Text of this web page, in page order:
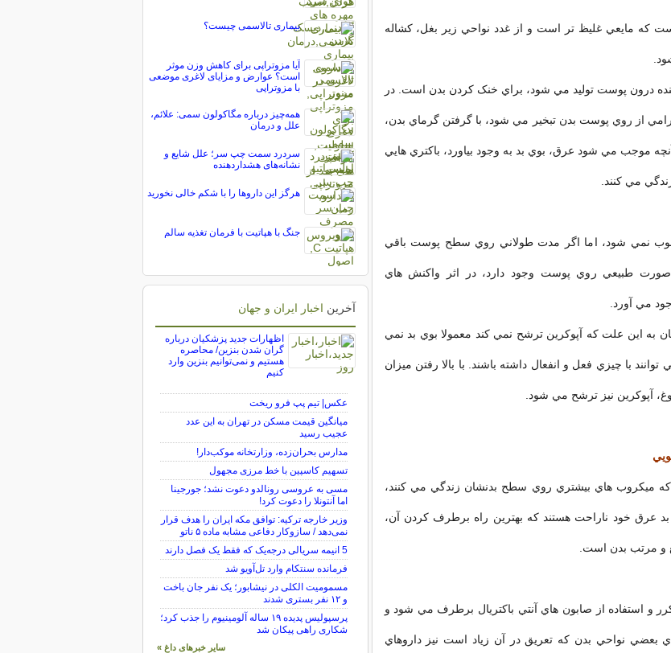
که مايعي غليظ تر است و از غدد نواحي زير بغل، کشاله
درون پوست توليد مي شود، براي خنک کردن بدن است. در
از روي پوست بدن تبخير مي شود، با گرفتن گرماي بدن،
موجب مي شود عرق، بوي بد به وجود بياورد، باکتري هايي
مي کنند.
نمي شود، اما اگر مدت طولاني روي سطح پوست باقي
صورت طبيعي روي پوست وجود دارد، در اثر واکنش هاي
مي آورد.
به اين علت که آپوکرين ترشح نمي کند معمولا بوي بد نمي
توانند با چيزي فعل و انفعال داشته باشند. با بالا رفتن ميزان
آپوکرين نيز ترشح مي شود.
که ميکروب هاي بيشتري روي سطح بدنشان زندگي مي کنند،
بد عرق خود ناراحت هستند که بهترين راه برطرف کردن آن،
مرتب بدن است.
و استفاده از صابون هاي آنتي باکتريال برطرف مي شود و
نواحي بدن که تعريق در آن زياد است نيز داروهاي
بیماری تالاسمی چیست؟
آیا مزوتراپی برای کاهش وزن موثر
است؟ عوارض و مزایای لاغری موضعی
با مزوتراپی
همه‌چیز درباره مگاکولون سمی: علائم،
علل و درمان
سردرد سمت چپ سر؛ علل شایع و
نشانه‌های هشداردهنده
هرگز این داروها را با شکم خالی نخورید
جنگ با هپاتیت با فرمان تغذیه سالم
آخرین اخبار ایران و جهان
اظهارات جدید پزشکیان درباره
گران شدن بنزین/ محاصره
هستیم و نمی‌توانیم بنزین وارد
کنیم
عکس| تیم پپ فرو ریخت
میانگین قیمت مسکن در تهران به این عدد
عجیب رسید
مدارس بحران‌زده، وزارتخانه موکب‌دار!
تسهیم کاسپین با خط مرزی مجهول
مسی به عروسی رونالدو دعوت نشد؛ جورجینا
اما آنتونلا را دعوت کرد!
وزیر خارجه ترکیه: توافق مکه ایران را هدف قرار
نمی‌دهد / سازوکار دفاعی مشابه ماده ۵ ناتو
5 انیمه سریالی درجه‌یک که فقط یک فصل دارند
فرمانده سنتکام وارد تل‌آویو شد
مسمومیت الکلی در نیشابور؛ یک نفر جان باخت
و ۱۲ نفر بستری شدند
پرسپولیس پدیده ۱۹ ساله آلومینیوم را جذب کرد؛
شکاری راهی پیکان شد
سایر خبرهای داغ »